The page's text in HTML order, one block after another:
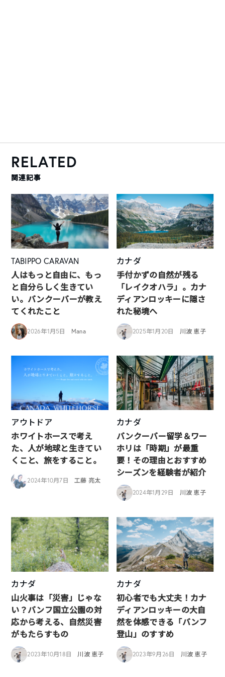
RELATED
関連記事
TABIPPO CARAVAN
人はもっと自由に、もっ
と自分らしく生きてい
い。バンクーバーが教え
てくれたこと
2026年1月5日 Mana
カナダ
手付かずの自然が残る
「レイクオハラ」。カナ
ディアンロッキーに隠さ
れた秘境へ
2025年1月20日 川波 恵子
アウトドア
ホワイトホースで考え
た、人が地球と生きてい
くこと、旅をすること。
2024年10月7日 工藤 亮太
カナダ
バンクーバー留学＆ワー
ホリは「時期」が最重
要！その理由とおすすめ
シーズンを経験者が紹介
2024年1月29日 川波 恵子
カナダ
山火事は「災害」じゃな
い？バンフ国立公園の対
応から考える、自然災害
がもたらすもの
2023年10月18日 川波 恵子
カナダ
初心者でも大丈夫！カナ
ディアンロッキーの大自
然を体感できる「バンフ
登山」のすすめ
2023年9月26日 川波 恵子